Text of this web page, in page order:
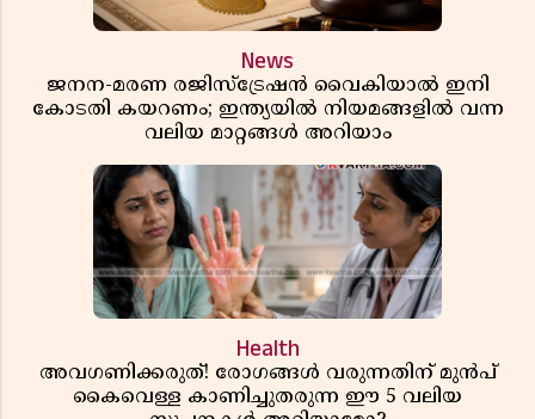
News
ജനന-മരണ രജിസ്ട്രേഷൻ വൈകിയാൽ ഇനി
കോടതി കയറണം; ഇന്ത്യയിൽ നിയമങ്ങളിൽ വന്ന
വലിയ മാറ്റങ്ങൾ അറിയാം
Health
അവഗണിക്കരുത്! രോഗങ്ങൾ വരുന്നതിന് മുൻപ്
കൈവെള്ള കാണിച്ചുതരുന്ന ഈ 5 വലിയ